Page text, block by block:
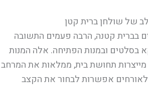
של שולחן ברית קטן
בברית קטנה, הרבה פעמים התשובה
בסלטים ובמנות הפתיחה. אלה המנות
תחושת בית, ממלאות את המרחב
לאורחים אפשרות לבחור את הקצב